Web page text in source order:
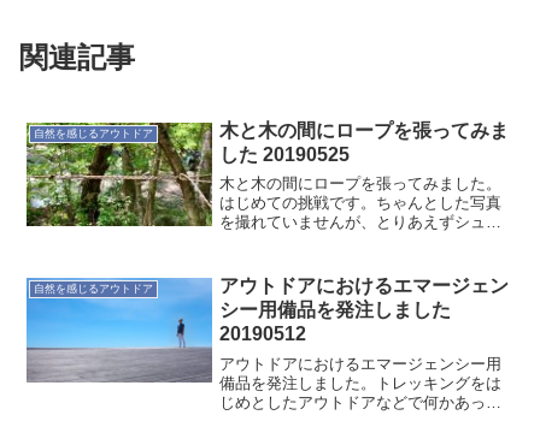
関連記事
自然を感じるアウトドア
木と木の間にロープを張ってみま
した 20190525
木と木の間にロープを張ってみました。
はじめての挑戦です。ちゃんとした写真
を撮れていませんが、とりあえずシュラ
でもなんとかなりました。片側はふた結
びといわれるトゥー...
自然を感じるアウトドア
アウトドアにおけるエマージェン
シー用備品を発注しました
20190512
アウトドアにおけるエマージェンシー用
備品を発注しました。トレッキングをは
じめとしたアウトドアなどで何かあった